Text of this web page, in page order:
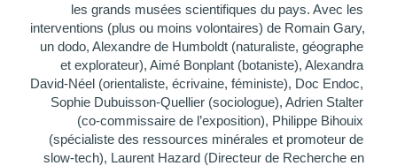
les grands musées scientifiques du pays. Avec les
interventions (plus ou moins volontaires) de Romain Gary,
un dodo, Alexandre de Humboldt (naturaliste, géographe
et explorateur), Aimé Bonplant (botaniste), Alexandra
David-Néel (orientaliste, écrivaine, féministe), Doc Endoc,
Sophie Dubuisson-Quellier (sociologue), Adrien Stalter
(co-commissaire de l’exposition), Philippe Bihouix
(spécialiste des ressources minérales et promoteur de
slow-tech), Laurent Hazard (Directeur de Recherche en